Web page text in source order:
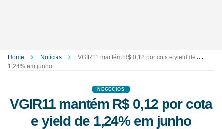
Home Notícias
VGIR11 mantém R$ 0,12 por cota e yield de
1,24% em junho
NEGÓCIOS
VGIR11 mantém R$ 0,12 por cota
e yield de 1,24% em junho